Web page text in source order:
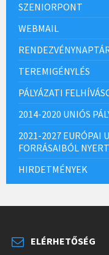
SZENIORPONT
WEBMAIL
TEREMIGÉNYLÉS
PÁLYÁZATI
2014-2020 UNIÓS
2021-2027 EURÓPAI
FORRÁSAIBÓL
HIRDETMÉNYEK
ELÉRHETŐSÉG